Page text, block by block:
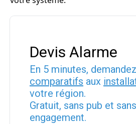
Devis Alarme
En 5 minutes, demandez
comparatifs aux
votre région.
Gratuit, sans pub et sans
engagement.